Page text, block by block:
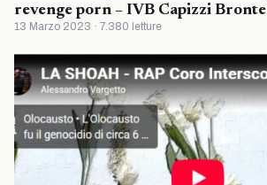
revenge porn – IVB Capizzi Bronte
13 Marzo 2023 · 7.380 letture